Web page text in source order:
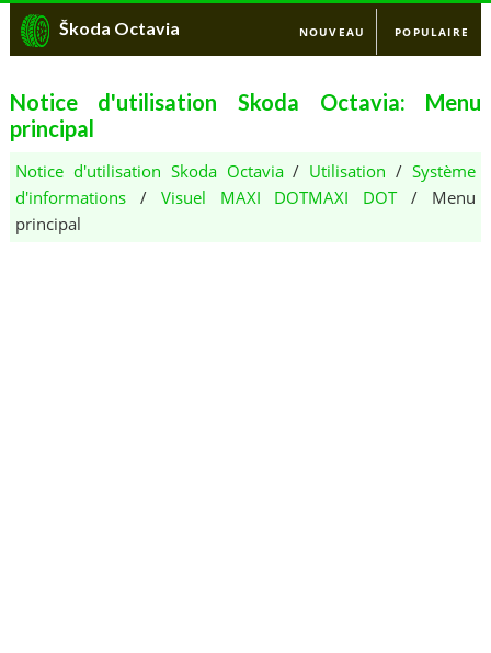
Škoda Octavia NOUVEAU POPULAIRE
Notice d'utilisation Skoda Octavia: Menu
principal
Notice d'utilisation Skoda Octavia/ Utilisation /Système
d'informations/ Visuel MAXI DOTMAXI DOT/ Menu
principal